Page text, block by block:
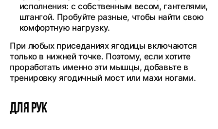
исполнения: с собственным весом, гантелями,
штангой. Пробуйте разные, чтобы найти свою
комфортную нагрузку.
При любых приседаниях ягодицы включаются
только в нижней точке. Поэтому, если хотите
проработать именно эти мышцы, добавьте в
тренировку ягодичный мост или махи ногами.
Для рук